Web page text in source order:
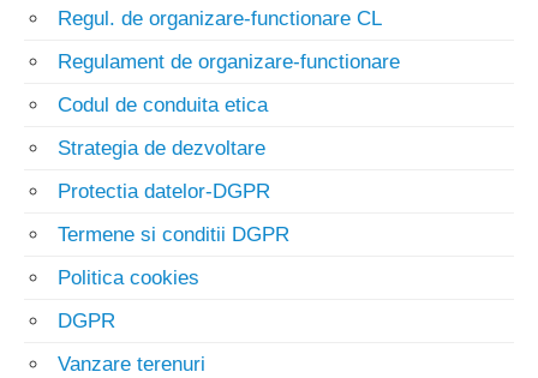
Regul. de organizare-functionare CL
Regulament de organizare-functionare
Codul de conduita etica
Strategia de dezvoltare
Protectia datelor-DGPR
Termene si conditii DGPR
Politica cookies
DGPR
Vanzare terenuri